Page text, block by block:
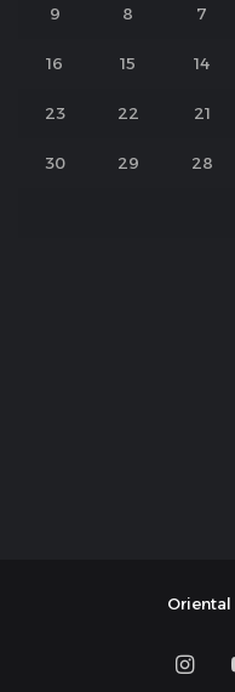
7
8
9
14
15
16
21
22
23
28
29
30
YouTube
Instagram